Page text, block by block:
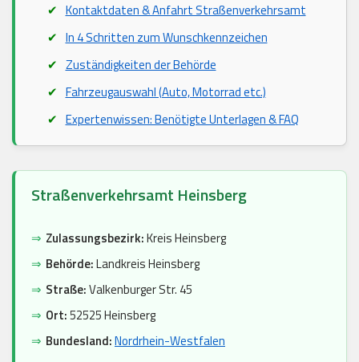
Kontaktdaten & Anfahrt Straßenverkehrsamt
In 4 Schritten zum Wunschkennzeichen
Zuständigkeiten der Behörde
Fahrzeugauswahl (Auto, Motorrad etc.)
Expertenwissen: Benötigte Unterlagen & FAQ
Straßenverkehrsamt Heinsberg
⇒ Zulassungsbezirk:Kreis Heinsberg
⇒ Behörde:Landkreis Heinsberg
⇒ Straße:Valkenburger Str. 45
⇒ Ort:52525 Heinsberg
⇒ Bundesland:Nordrhein-Westfalen